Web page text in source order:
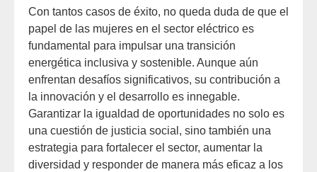
Con tantos casos de éxito, no queda duda de que el
papel de las mujeres en el sector eléctrico es
fundamental para impulsar una transición
energética inclusiva y sostenible. Aunque aún
enfrentan desafíos significativos, su contribución a
la innovación y el desarrollo es innegable.
Garantizar la igualdad de oportunidades no solo es
una cuestión de justicia social, sino también una
estrategia para fortalecer el sector, aumentar la
diversidad y responder de manera más eficaz a los